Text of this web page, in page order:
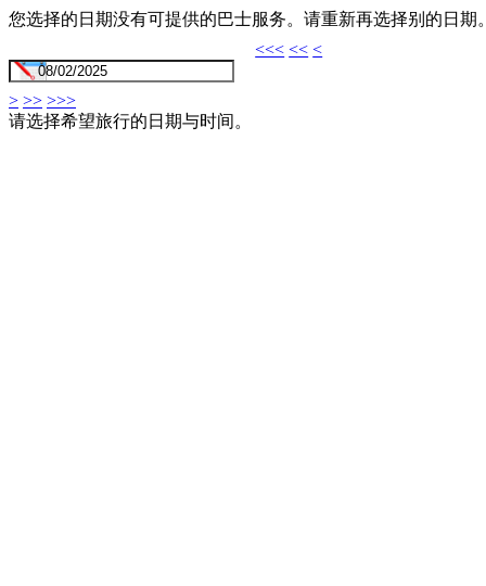
您选择的日期没有可提供的巴士服务。请重新再选择别的日期
<<< << <
> >> >>>
请选择希望旅行的日期与时间。